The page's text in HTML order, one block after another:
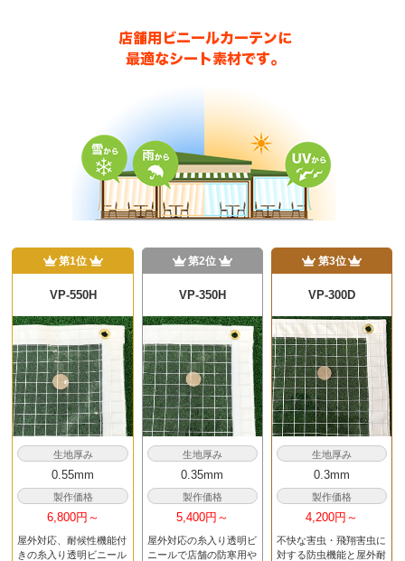
第1位
VP-550H
生地厚み
0.55mm
製作価格
6,800円～
屋外対応、耐候性機能付
きの糸入り透明ビニール
第2位
VP-350H
生地厚み
0.35mm
製作価格
5,400円～
屋外対応の糸入り透明ビ
ニールで店舗の防寒用や
第3位
VP-300D
生地厚み
0.3mm
製作価格
4,200円～
不快な害虫・飛翔害虫に
対する防虫機能と屋外耐